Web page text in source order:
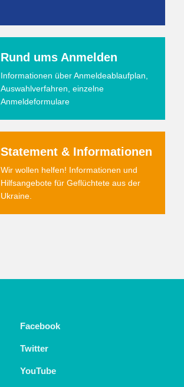
Rund ums Anmelden
Informationen über Anmeldeablaufplan,
Auswahlverfahren, einzelne
Anmeldeformulare
Statement & Informationen
Wir wollen helfen! Informationen und
Hilfsangebote für Geflüchtete aus der
Ukraine.
Facebook
Twitter
YouTube